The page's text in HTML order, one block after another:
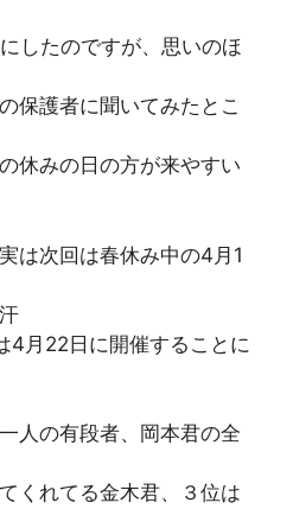
したのですが、思いのほ
保護者に聞いてみたとこ
休みの日の方が来やすい
は次回は春休み中の4月1
4月22日に開催することに
人の有段者、岡本君の全
くれてる金木君、３位は